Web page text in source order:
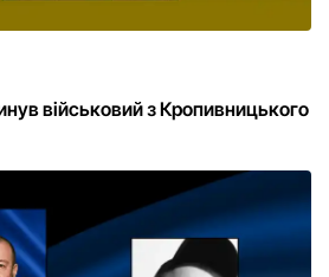
військовий з Кропивницького